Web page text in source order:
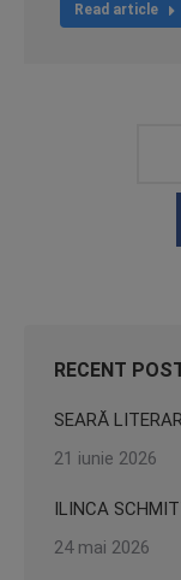
Read article
RECENT
SEARĂ
21 iunie 2026
ILINCA
24 mai 2026